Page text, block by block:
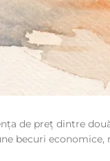
de preț dintre
becuri